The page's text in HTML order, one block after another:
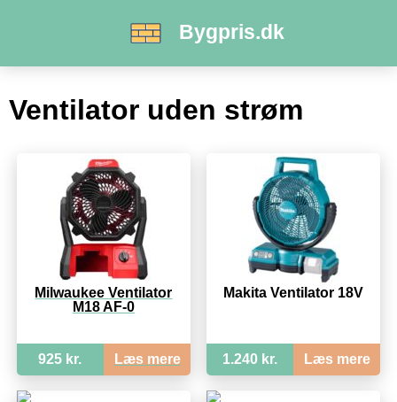
Bygpris.dk
Ventilator uden strøm
Milwaukee Ventilator
M18 AF-0
925 kr. Læs mere
Makita Ventilator 18V
1.240 kr. Læs mere